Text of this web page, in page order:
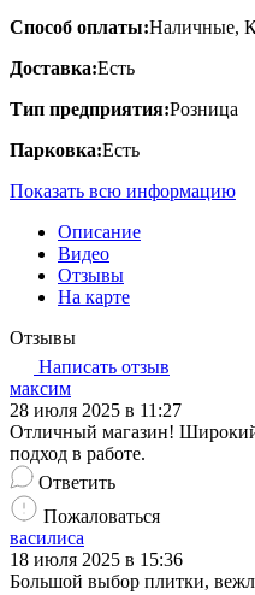
Способ оплаты:Наличные,
Доставка:Есть
Тип предприятия:Розница
Парковка:Есть
Показать всю информацию
Описание
Видео
Отзывы
На карте
Отзывы
Написать отзыв
максим
28 июля 2025 в 11:27
Отличный магазин!
подход в работе.
Ответить
Пожаловаться
василиса
18 июля 2025 в 15:36
Большой выбор плитки,